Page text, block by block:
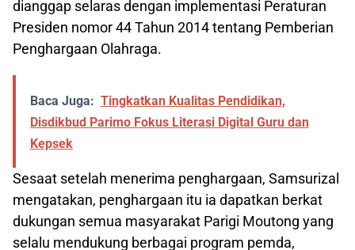
dianggap selaras dengan implementasi Peraturan
Presiden nomor 44 Tahun 2014 tentang Pemberian
Penghargaan Olahraga.
Baca Juga: Tingkatkan Kualitas Pendidikan,
Disdikbud Parimo Fokus Literasi Digital Guru dan
Kepsek
Sesaat setelah menerima penghargaan, Samsurizal
mengatakan, penghargaan itu ia dapatkan berkat
dukungan semua masyarakat Parigi Moutong yang
selalu mendukung berbagai program pemda,